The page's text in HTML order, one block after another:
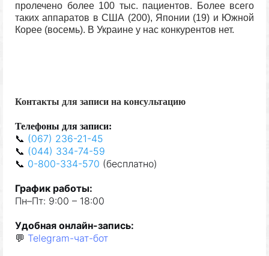
пролечено более 100 тыс. пациентов. Более всего
таких аппаратов в США (200), Японии (19) и Южной
Корее (восемь). В Украине у нас конкурентов нет.
Контакты для записи на консультацию
Телефоны для записи:
📞 (067) 236-21-45
📞 (044) 334-74-59
📞 0-800-334-570 (бесплатно)
График работы:
Пн–Пт: 9:00 – 18:00
Удобная онлайн-запись:
💬 Telegram-чат-бот